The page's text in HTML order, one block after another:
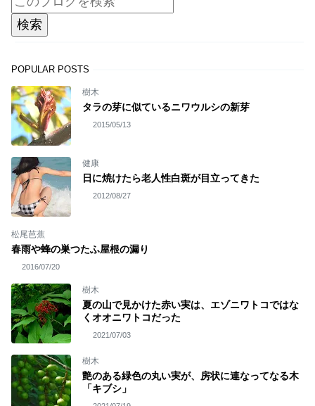
POPULAR POSTS
樹木
タラの芽に似ているニワウルシの新芽
2015/05/13
健康
日に焼けたら老人性白斑が目立ってきた
2012/08/27
松尾芭蕉
春雨や蜂の巣つたふ屋根の漏り
2016/07/20
樹木
夏の山で見かけた赤い実は、エゾニワトコではな
くオオニワトコだった
2021/07/03
樹木
艶のある緑色の丸い実が、房状に連なってなる木
「キブシ」